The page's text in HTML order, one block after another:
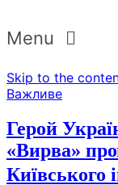
Menu
Skip to the
Важливе
Герой
«Вирва»
Київського